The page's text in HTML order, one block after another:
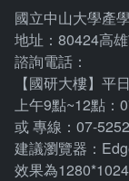
國立中山大學產
地址：80424高
諮詢電話：
【國研大樓】平
上午9點~12點：
或 專線：07-
建議瀏覽器：
效果為